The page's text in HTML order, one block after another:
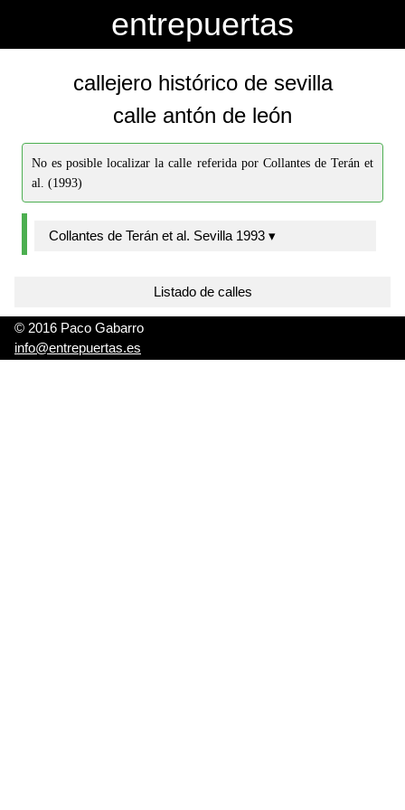
entrepuertas
callejero histórico de sevilla
calle antón de león
No es posible localizar la calle referida por Collantes de Terán et
al. (1993)
Collantes de Terán et al. Sevilla 1993 ▾
Listado de calles
© 2016 Paco Gabarro
info@entrepuertas.es